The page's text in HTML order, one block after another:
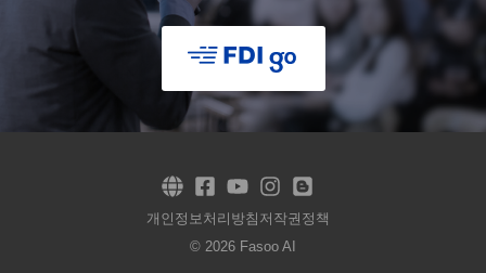
개인정보처리방침 저작권정책
© 2026 Fasoo AI